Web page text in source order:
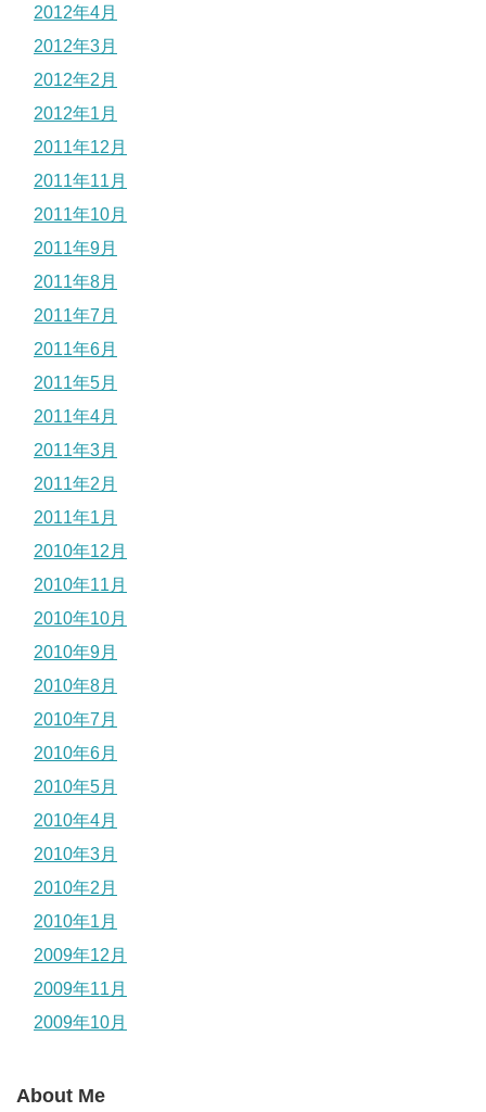
2012年4月
2012年3月
2012年2月
2012年1月
2011年12月
2011年11月
2011年10月
2011年9月
2011年8月
2011年7月
2011年6月
2011年5月
2011年4月
2011年3月
2011年2月
2011年1月
2010年12月
2010年11月
2010年10月
2010年9月
2010年8月
2010年7月
2010年6月
2010年5月
2010年4月
2010年3月
2010年2月
2010年1月
2009年12月
2009年11月
2009年10月
About Me